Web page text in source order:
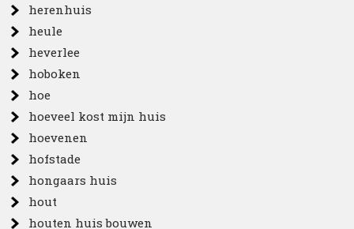
herenhuis
heule
heverlee
hoboken
hoe
hoeveel kost mijn huis
hoevenen
hofstade
hongaars huis
hout
houten huis bouwen